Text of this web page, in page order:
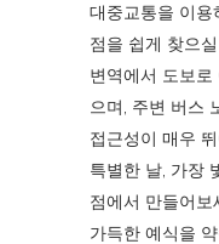
대중교통을 이용
점을 쉽게 찾으
변역에서 도보로
으며, 주변 버스
접근성이 매우
특별한 날, 가장
점에서 만들어보
가득한 예식을